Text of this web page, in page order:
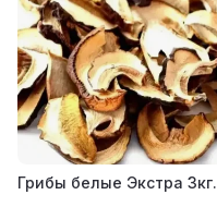
Грибы белые Экстра 3кг.